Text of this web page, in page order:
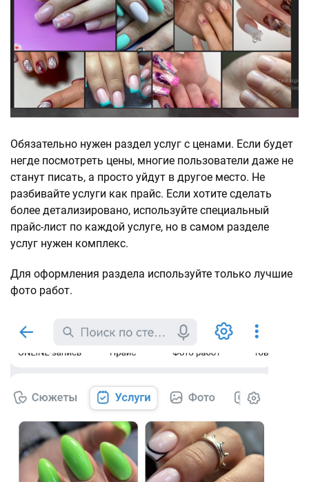
Обязательно нужен раздел услуг с ценами. Если будет
негде посмотреть цены, многие пользователи даже не
станут писать, а просто уйдут в другое место. Не
разбивайте услуги как прайс. Если хотите сделать
более детализировано, используйте специальный
прайс-лист по каждой услуге, но в самом разделе
услуг нужен комплекс.
Для оформления раздела используйте только лучшие
фото работ.